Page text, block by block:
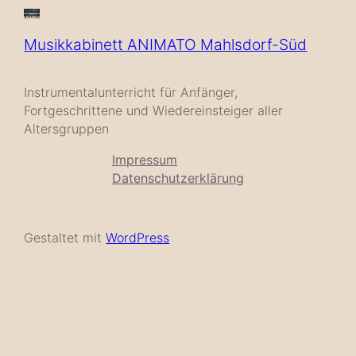
Musikkabinett ANIMATO Mahlsdorf-Süd
Instrumentalunterricht für Anfänger,
Fortgeschrittene und Wiedereinsteiger aller
Altersgruppen
Impressum
Datenschutzerklärung
Gestaltet mitWordPress